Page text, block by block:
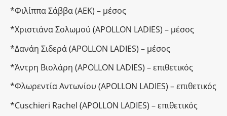
*Φιλίππα Σάββα (ΑΕΚ) – μέσος
*Χριστιάνα Σολωμού (APOLLON LADIES) – μέσος
*Δανάη Σιδερά (APOLLON LADIES) – μέσος
*Άντρη Βιολάρη (APOLLON LADIES) – επιθετικός
*Φλωρεντία Αντωνίου (APOLLON LADIES) – επιθετικός
*Cuschieri Rachel (APOLLON LADIES) – επιθετικός